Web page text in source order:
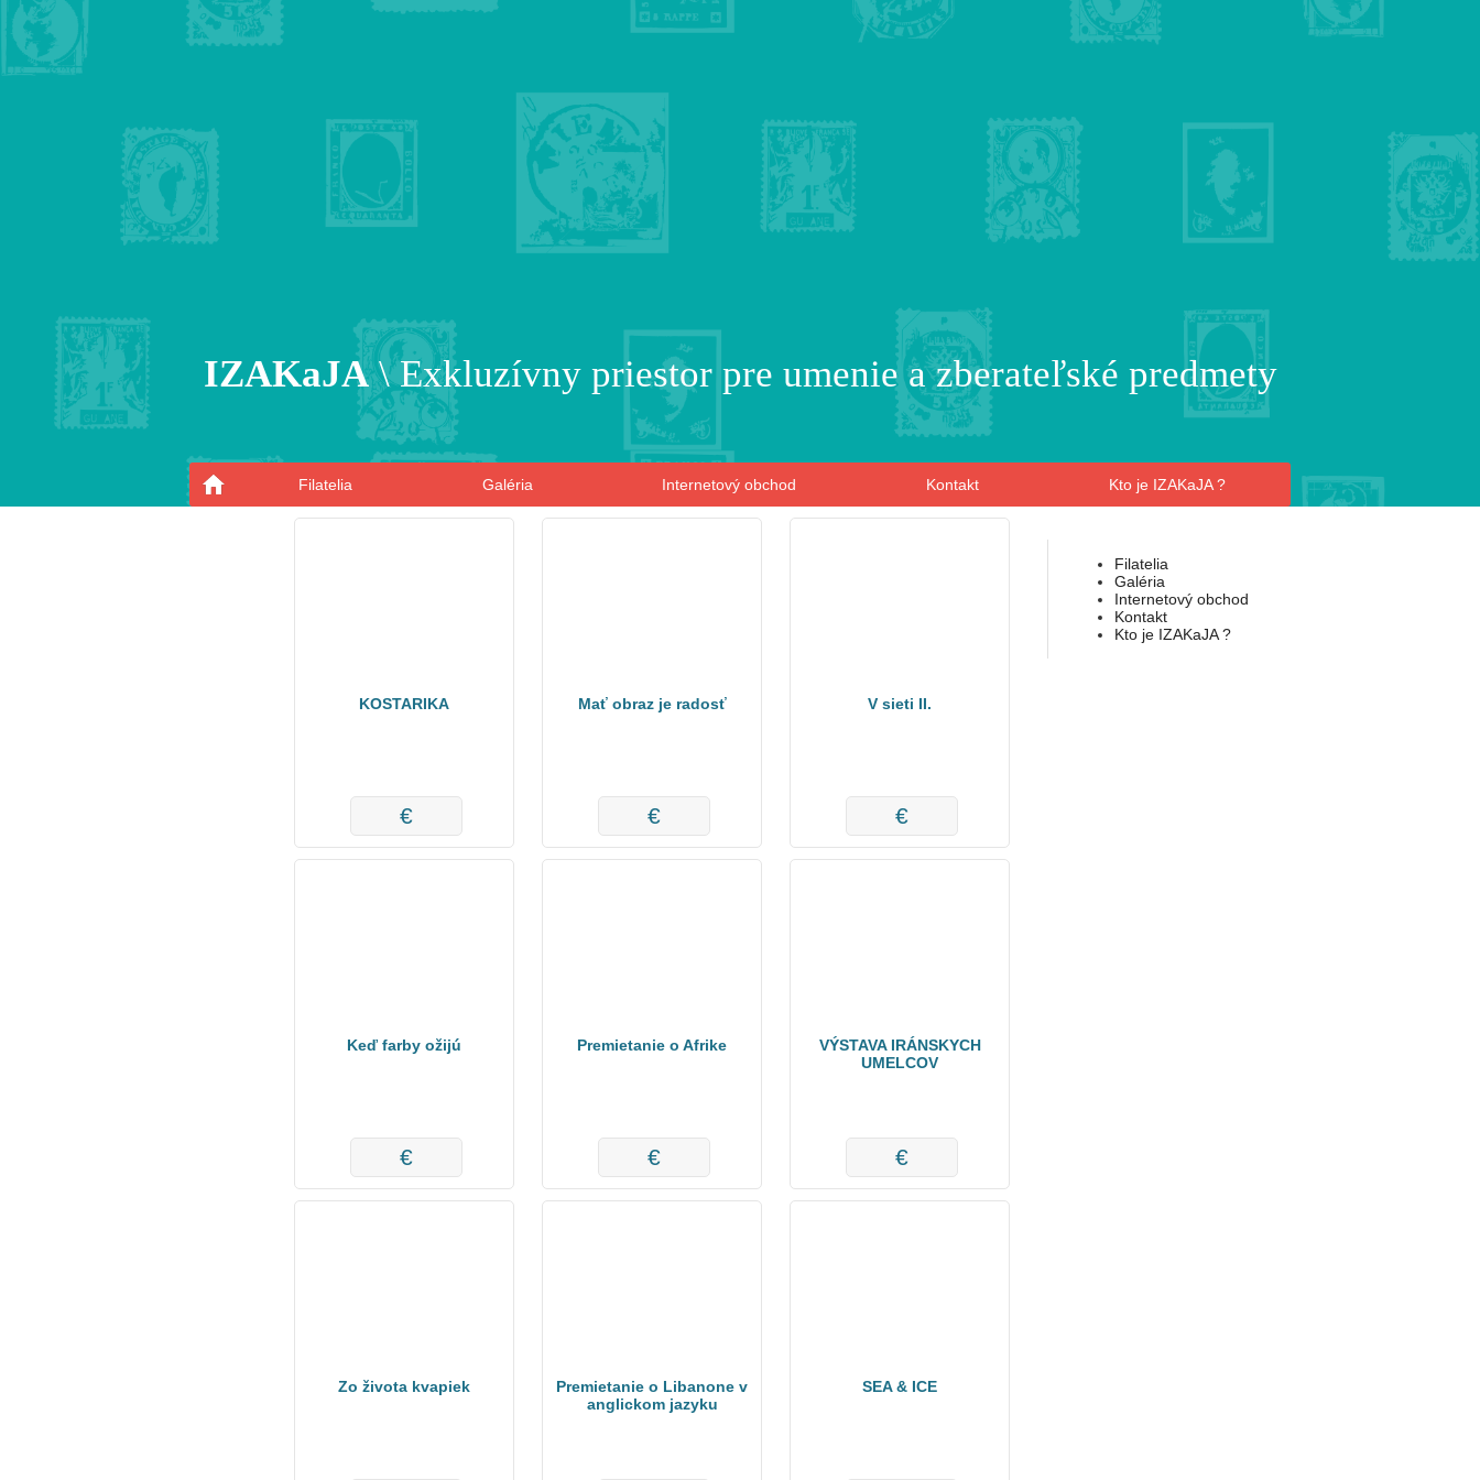
IZAKaJA\ Exkluzívny priestor pre umenie a zberateľské predmety
Filatelia Galéria Internetový obchod Kontakt Kto je IZAKaJA ?
Filatelia
Galéria
Internetový obchod
Kontakt
Kto je IZAKaJA ?
KOSTARIKA
€
Mať obraz je radosť
€
V sieti II.
€
Keď farby ožijú
€
Premietanie o Afrike
€
VÝSTAVA IRÁNSKYCH
UMELCOV
€
Zo života kvapiek
Premietanie o Libanone v
anglickom jazyku
SEA & ICE